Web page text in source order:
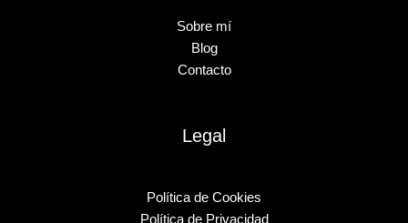
Sobre mí
Blog
Contacto
Legal
Política de Cookies
Política de Privacidad